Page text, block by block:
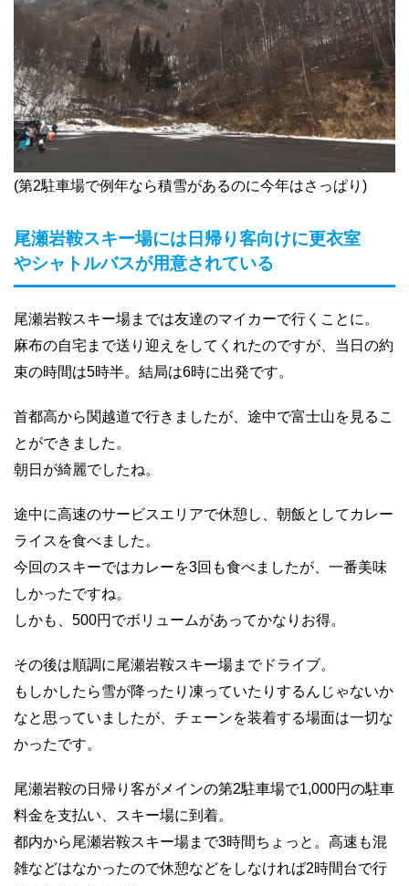
(第2駐車場で例年なら積雪があるのに今年はさっぱり)
尾瀬岩鞍スキー場には日帰り客向けに更衣室
やシャトルバスが用意されている
尾瀬岩鞍スキー場までは友達のマイカーで行くことに。
麻布の自宅まで送り迎えをしてくれたのですが、当日の約
束の時間は5時半。結局は6時に出発です。
首都高から関越道で行きましたが、途中で富士山を見るこ
とができました。
朝日が綺麗でしたね。
途中に高速のサービスエリアで休憩し、朝飯としてカレー
ライスを食べました。
今回のスキーではカレーを3回も食べましたが、一番美味
しかったですね。
しかも、500円でボリュームがあってかなりお得。
その後は順調に尾瀬岩鞍スキー場までドライブ。
もしかしたら雪が降ったり凍っていたりするんじゃないか
なと思っていましたが、チェーンを装着する場面は一切な
かったです。
尾瀬岩鞍の日帰り客がメインの第2駐車場で1,000円の駐車
料金を支払い、スキー場に到着。
都内から尾瀬岩鞍スキー場まで3時間ちょっと。高速も混
雑などはなかったので休憩などをしなければ2時間台で行